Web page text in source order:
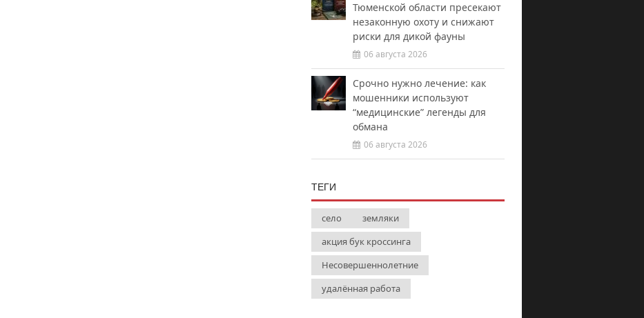
Тюменской области пресекают
незаконную охоту и снижают
риски для дикой фауны
06 августа 2026
Срочно нужно лечение: как
мошенники используют
“медицинские” легенды для
обмана
06 августа 2026
ТЕГИ
село
земляки
акция бук кроссинга
Несовершеннолетние
удалённая работа